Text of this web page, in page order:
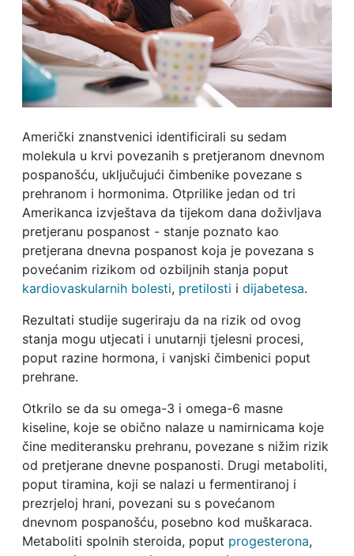
Američki znanstvenici identificirali su sedam
molekula u krvi povezanih s pretjeranom dnevnom
pospanošću, uključujući čimbenike povezane s
prehranom i hormonima. Otprilike jedan od tri
Amerikanca izvještava da tijekom dana doživljava
pretjeranu pospanost - stanje poznato kao
pretjerana dnevna pospanost koja je povezana s
povećanim rizikom od ozbiljnih stanja poput
kardiovaskularnih bolesti, pretilosti i dijabetesa.
Rezultati studije sugeriraju da na rizik od ovog
stanja mogu utjecati i unutarnji tjelesni procesi,
poput razine hormona, i vanjski čimbenici poput
prehrane.
Otkrilo se da su omega-3 i omega-6 masne
kiseline, koje se obično nalaze u namirnicama koje
čine mediteransku prehranu, povezane s nižim rizik
od pretjerane dnevne pospanosti. Drugi metaboliti,
poput tiramina, koji se nalazi u fermentiranoj i
prezrjeloj hrani, povezani su s povećanom
dnevnom pospanošću, posebno kod muškaraca.
Metaboliti spolnih steroida, poput progesterona,